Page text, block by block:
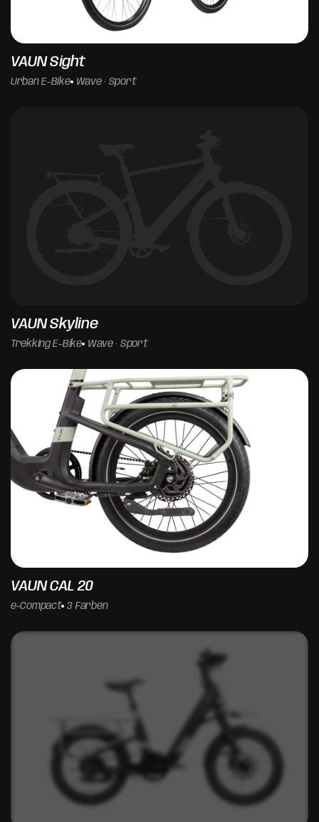
VAUN Sight
Urban E-Bike Wave · Sport
VAUN Skyline
Trekking E-Bike Wave · Sport
VAUN CAL 20
e-Compact 3 Farben